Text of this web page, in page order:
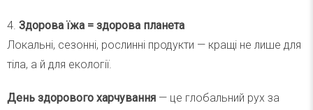
4. Здорова їжа = здорова планета
Локальні, сезонні, рослинні продукти — кращі не лише для
тіла, а й для екології.
День здорового харчування — це глобальний рух за